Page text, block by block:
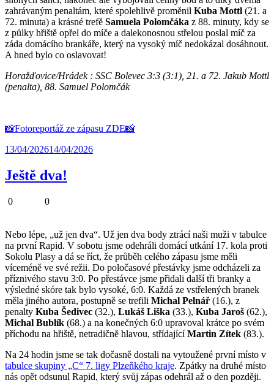
zahrávaným penaltám, které spolehlivě proměnil Kuba Mottl (21. a
72. minuta) a krásné trefě Samuela Polomčáka z 88. minuty, kdy se
z půlky hřiště opřel do míče a dalekonosnou střelou poslal míč za
záda domácího brankáře, který na vysoký míč nedokázal dosáhnout.
A hned bylo co oslavovat!
Horažďovice/Hrádek : SSC Bolevec 3:3 (3:1), 21. a 72. Jakub Mottl
(penalta), 88. Samuel Polomčák
📸Fotoreportáž ze zápasu ZDE📸
13/04/202614/04/2026
Ještě dva!
0 0
Nebo lépe, „už jen dva“. Už jen dva body ztrácí naši muži v tabulce
na první Rapid. V sobotu jsme odehráli domácí utkání 17. kola proti
Sokolu Plasy a dá se říct, že průběh celého zápasu jsme měli
víceméně ve své režii. Do poločasové přestávky jsme odcházeli za
příznivého stavu 3:0. Po přestávce jsme přidali další tři branky a
výsledné skóre tak bylo vysoké, 6:0. Každá ze vstřelených branek
měla jiného autora, postupně se trefili Michal Pelnář (16.), z
penalty Kuba Šedivec (32.), Lukáš Liška (33.), Kuba Jaroš (62.),
Michal Bublík (68.) a na konečných 6:0 upravoval krátce po svém
příchodu na hřiště, netradičně hlavou, střídajícíMartin Zítek (83.).
Na 24 hodin jsme se tak dočasně dostali na vytoužené první místo v
tabulce skupiny „C“ 7. ligy Plzeňkého kraje. Zpátky na druhé místo
nás opět odsunul Rapid, který svůj zápas odehrál až o den později.